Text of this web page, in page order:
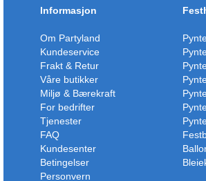
Informasjon
Om Partyland
Kundeservice
Frakt & Retur
Våre butikker
Miljø & Bærekraft
For bedrifter
Tjenester
FAQ
Kundesenter
Betingelser
Personvern